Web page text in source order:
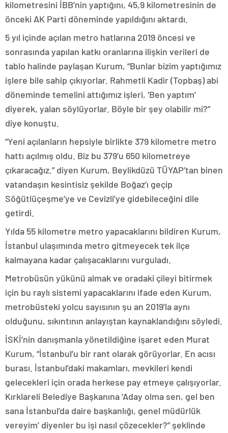
kilometresini İBB’nin yaptığını, 45,9 kilometresinin de
önceki AK Parti döneminde yapıldığını aktardı.
5 yıl içinde açılan metro hatlarına 2019 öncesi ve
sonrasında yapılan katkı oranlarına ilişkin verileri de
tablo halinde paylaşan Kurum, “Bunlar bizim yaptığımız
işlere bile sahip çıkıyorlar. Rahmetli Kadir (Topbaş) abi
döneminde temelini attığımız işleri, ‘Ben yaptım’
diyerek, yalan söylüyorlar. Böyle bir şey olabilir mi?”
diye konuştu.
“Yeni açılanların hepsiyle birlikte 379 kilometre metro
hattı açılmış oldu. Biz bu 379’u 650 kilometreye
çıkaracağız.” diyen Kurum, Beylikdüzü TÜYAP’tan binen
vatandaşın kesintisiz şekilde Boğaz’ı geçip
Söğütlüçeşme’ye ve Cevizli’ye gidebileceğini dile
getirdi.
Yılda 55 kilometre metro yapacaklarını bildiren Kurum,
İstanbul ulaşımında metro gitmeyecek tek ilçe
kalmayana kadar çalışacaklarını vurguladı.
Metrobüsün yükünü almak ve oradaki çileyi bitirmek
için bu raylı sistemi yapacaklarını ifade eden Kurum,
metrobüsteki yolcu sayısının şu an 2019’la aynı
olduğunu, sıkıntının anlayıştan kaynaklandığını söyledi.
İSKİ’nin danışmanla yönetildiğine işaret eden Murat
Kurum, “İstanbul’u bir rant olarak görüyorlar. En acısı
burası. İstanbul’daki makamları, mevkileri kendi
gelecekleri için orada herkese pay etmeye çalışıyorlar.
Kırklareli Belediye Başkanına ‘Aday olma sen, gel ben
sana İstanbul’da daire başkanlığı, genel müdürlük
vereyim’ diyenler bu işi nasıl çözecekler?” şeklinde